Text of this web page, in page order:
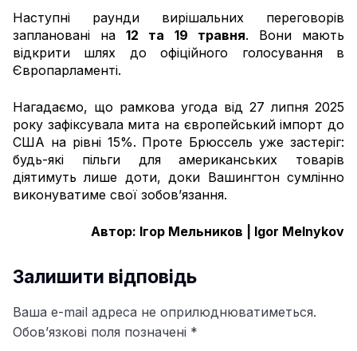
Наступні раунди вирішальних переговорів
заплановані на12 та 19 травня. Вони мають
відкрити шлях до офіційного голосування в
Європарламенті.
Нагадаємо, що рамкова угода від 27 липня 2025
року зафіксувала мита на європейський імпорт до
США на рівні 15%. Проте Брюссель уже застеріг:
будь-які пільги для американських товарів
діятимуть лише доти, доки Вашингтон сумлінно
виконуватиме свої зобов’язання.
Автор: Ігор Мельников | Igor Melnykov
Залишити відповідь
Ваша e-mail адреса не оприлюднюватиметься.
Обов’язкові поля позначені *